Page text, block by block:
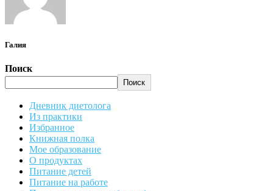
Галия
Поиск
Поиск
Дневник диетолога
Из практики
Избранное
Книжная полка
Мое образование
О продуктах
Питание детей
Питание на работе